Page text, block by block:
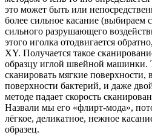
это может быть или
более сильное касание (выбираем
сильного разрушающего
этого иголка отодвигается
XY. Получается такое
образцу иглой швейной машинки.
сканировать мягкие поверхности,
поверхности бактерий, и даже
методе падает скорость
Назвали мы его «флирт-мода»,
лёгкое, деликатное, нежное
образец.